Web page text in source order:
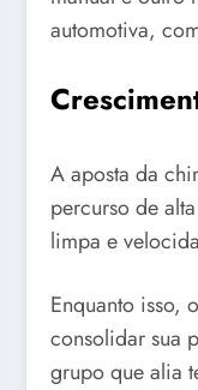
automotiva,
A aposta da
percurso de
limpa e
Enquanto isso,
consolidar sua
grupo que alia